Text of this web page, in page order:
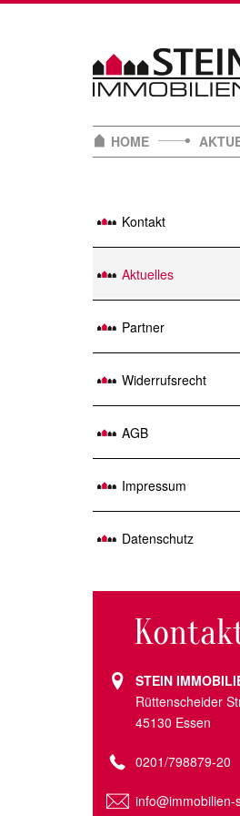
HOME
Kontakt
Aktuelles
Partner
Widerrufsrecht
AGB
Impressum
Datenschutz
STEIN
Rüttenscheider
45130 Essen
0201/798879-20
info@immobilien-